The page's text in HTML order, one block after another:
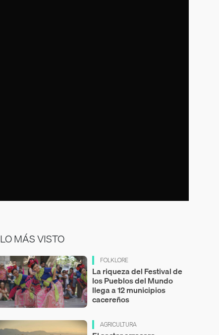
LO MÁS VISTO
FOLKLORE
La riqueza del Festival de
los Pueblos del Mundo
llega a 12 municipios
cacereños
AGRICULTURA